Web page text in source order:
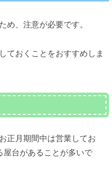
め、注意が必要です。
ておくことをおすすめしま
正月期間中は営業してお
屋台があることが多いで